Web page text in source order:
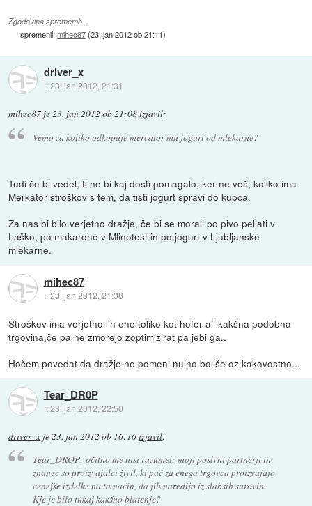
Zgodovina sprememb…
spremenil:mihec87(23. jan 2012 ob 21:11)
driver_x
::23. jan 2012, 21:31
mihec87 je23. jan 2012 ob 21:08izjavil:
Vemo za koliko odkopuje mercator mu jogurt od mlekarne?
Tudi če bi vedel, ti ne bi kaj dosti pomagalo, ker ne veš, koliko ima
Merkator stroškov s tem, da tisti jogurt spravi do kupca.
Za nas bi bilo verjetno dražje, če bi se morali po pivo peljati v
Laško, po makarone v Mlinotest in po jogurt v Ljubljanske
mlekarne.
mihec87
::23. jan 2012, 21:38
Stroškov ima verjetno lih ene toliko kot hofer ali kakšna podobna
trgovina,če pa ne zmorejo zoptimizirat pa jebi ga..
Hočem povedat da dražje ne pomeni nujno boljše oz kakovostno...
Tear_DR0P
::23. jan 2012, 22:50
driver_x je 23. jan 2012 ob 16:16izjavil:
Tear_DROP: očitno me nisi razumel: moji poslvni partnerji in
znanec so proizvajalci živil, ki pač za enega trgovca proizvajajo
cenejše izdelke na ta način, da jih naredijo iz slabših surovin.
Kje je bilo tukaj kakšno blatenje?